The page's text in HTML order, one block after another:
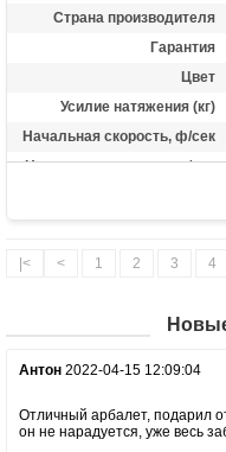
Страна производителя
Гарантия
Цвет
Усилие натяжения (кг)
Начальная скорость, ф/сек
Начальная скорость, м/сек
Стандарт стрел (дюймы)
Длина (см)
Масса (кг)
Особенности
|< < 1 2 3 4
Антон 2022-04-15 12:09:04
Отличный арбалет, подарил
он не нарадуется, уже весь